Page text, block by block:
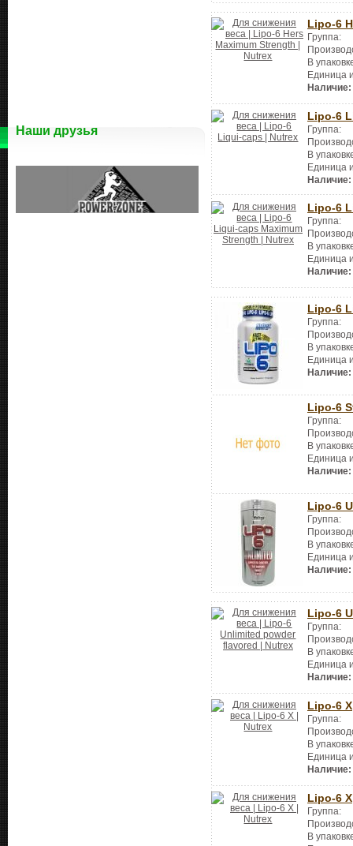
Наши друзья
Lipo-6
Группа:
В
Единица
Наличие:
Lipo-6
Группа:
В
Единица
Наличие:
Lipo-6
Группа:
В
Единица
Наличие:
Lipo-6
Группа:
В
Единица
Наличие:
Lipo-6
Группа:
В
Единица
Наличие:
Lipo-6
Группа:
В
Единица
Наличие:
Lipo-6
Группа:
В
Единица
Наличие:
Lipo-6 X
Группа:
В
Единица
Наличие:
Lipo-6 X
Группа:
В